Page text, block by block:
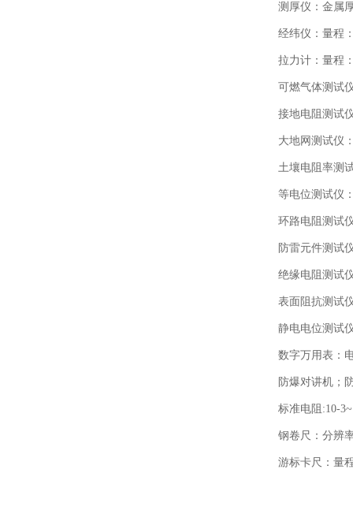
测厚仪：金属厚
经纬仪：量程：
拉力计：量程：
可燃气体测试仪
接地电阻测试仪
大地网测试仪：
土壤电阻率测试
等电位测试仪：
环路电阻测试仪
防雷元件测试仪
绝缘电阻测试仪
表面阻抗测试仪
静电电位测试仪
数字万用表：电
防爆对讲机；
标准电阻:10-
钢卷尺：分辨率
游标卡尺：量程